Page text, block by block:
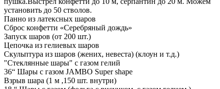
установить до 50 стволов.
Панно из латексных шаров
Сброс конфетти «Серебряный дождь»
Запуск шаров (от 200 шт.)
Цепочка из гелиевых шаров
Скульптура из шаров (жених, невеста) (клоун и т.д.)
"Стеклянные шары" с газом гелий
36“ Шары с газом JAMBO Super shape
Взрыв шара (1 м ,150 шт. внутри)